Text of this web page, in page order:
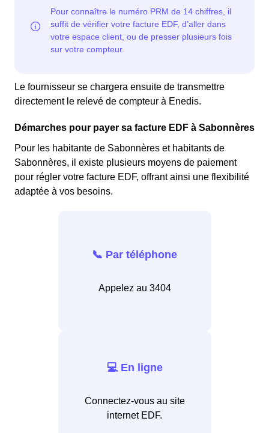
Le fournisseur se chargera ensuite de transmettre
directement le relevé de compteur à Enedis.
Démarches pour payer sa facture EDF à Sabonnères
Pour les habitante de Sabonnères et habitants de
Sabonnères, il existe plusieurs moyens de paiement
pour régler votre facture EDF, offrant ainsi une flexibilité
adaptée à vos besoins.
📞 Par téléphone
Appelez au 3404
💻 En ligne
Connectez-vous au site
internet EDF.